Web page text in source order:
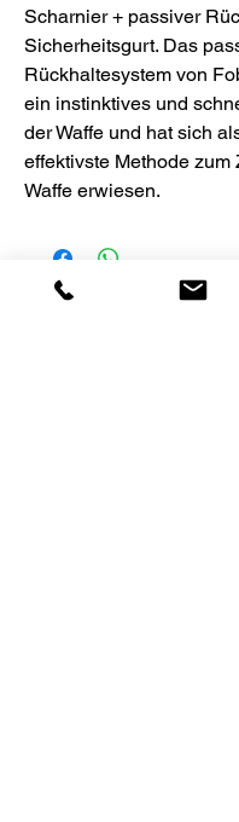
Scharnier + passiver
Sicherheitsgurt. Das
Rückhaltesystem von
ein instinktives und
der Waffe und hat sich
effektivste Methode zum
Waffe erwiesen.